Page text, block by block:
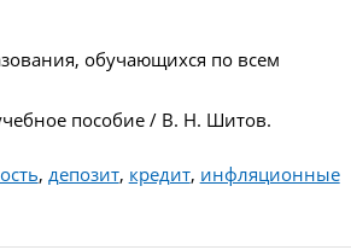
обучающихся по всем
пособие / В. Н. Шитов.
, депозит, кредит, инфляционные